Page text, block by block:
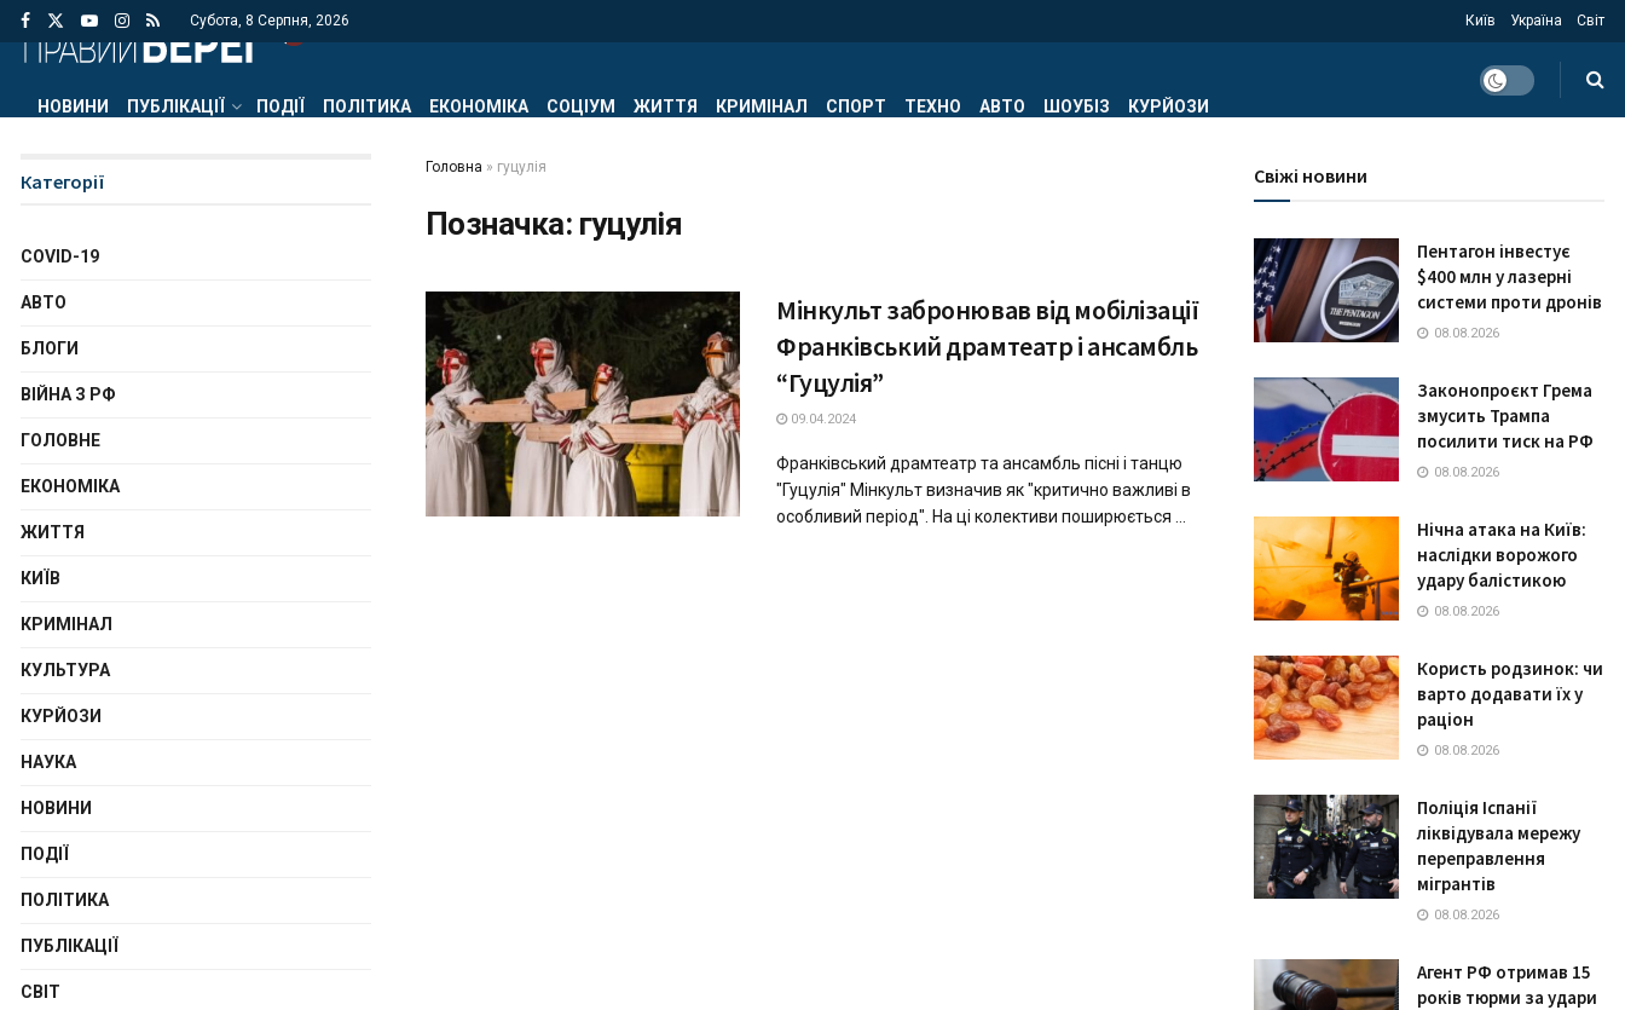
Субота, 8 Серпня, 2026 Київ Україна Світ
НОВИНИ ПУБЛІКАЦІЇ ПОДІЇ ПОЛІТИКА ЕКОНОМІКА СОЦІУМ ЖИТТЯ КРИМІНАЛ СПОРТ ТЕХНО АВТО ШОУБІЗ КУРЙОЗИ
Головна » гуцулія
Позначка: гуцулія
Мінкульт забронював від мобілізації
Франківський драмтеатр і ансамбль
“Гуцулія”
09.04.2024
Франківський драмтеатр та ансамбль пісні і танцю
"Гуцулія" Мінкульт визначив як "критично важливі в
особливий період". На ці колективи поширюється ...
Категорії
COVID-19
АВТО
БЛОГИ
ВІЙНА З РФ
ГОЛОВНЕ
ЕКОНОМІКА
ЖИТТЯ
КИЇВ
КРИМІНАЛ
КУЛЬТУРА
КУРЙОЗИ
НАУКА
НОВИНИ
ПОДІЇ
ПОЛІТИКА
ПУБЛІКАЦІЇ
СВІТ
Свіжі новини
Пентагон інвестує
$400 млн у лазерні
системи проти дронів
08.08.2026
Законопроєкт Грема
змусить Трампа
посилити тиск на РФ
08.08.2026
Нічна атака на Київ:
наслідки ворожого
удару балістикою
08.08.2026
Користь родзинок: чи
варто додавати їх у
раціон
08.08.2026
Поліція Іспанії
ліквідувала мережу
переправлення
мігрантів
08.08.2026
Агент РФ отримав 15
років тюрми за удари